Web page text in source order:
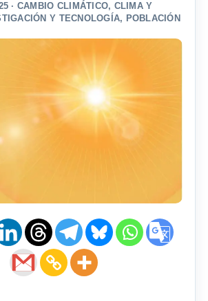
· CAMBIO CLIMÁTICO, CLIMA Y
Y TECNOLOGÍA, POBLACIÓN